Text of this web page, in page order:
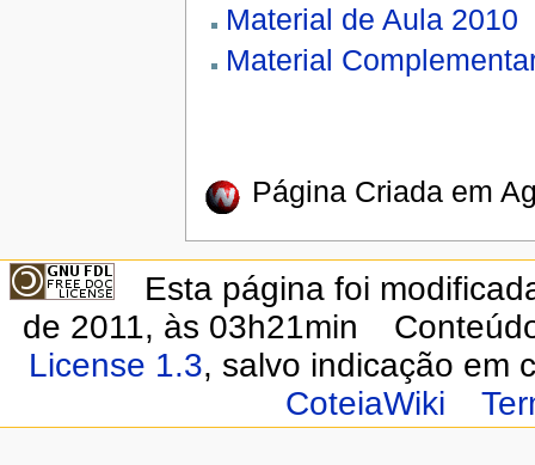
Material de Aula 2010
Material
Página Criada em
Esta página foi
de 2011, às 03h21min
License 1.3, salvo indicação em
CoteiaWiki